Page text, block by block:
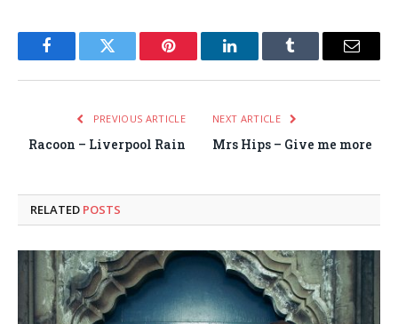
FacebookTwitter Pinterest LinkedInTumblr Email
PREVIOUS ARTICLE
Racoon – Liverpool Rain
NEXT ARTICLE
Mrs Hips – Give me more
RELATED POSTS